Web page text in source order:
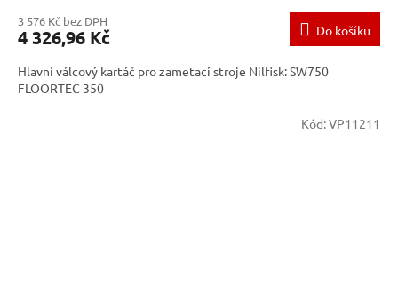
3 576 Kč bez DPH
4 326,96 Kč Do košíku
Hlavní válcový kartáč pro zametací stroje Nilfisk: SW750
FLOORTEC 350
Kód:VP11211